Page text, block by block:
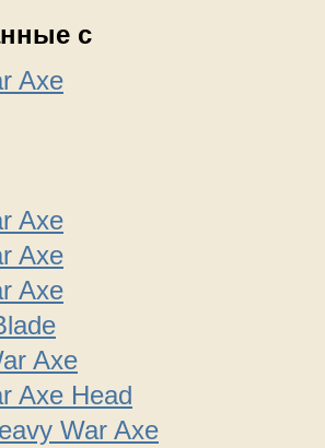
с
Axe
Axe
Axe
Axe
Axe
Axe Head
War Axe